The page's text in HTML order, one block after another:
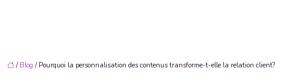
/ Blog / Pourquoi la personnalisation des contenus transforme-t-elle la relation client?